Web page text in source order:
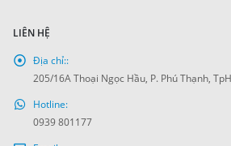
LIÊN HỆ
Địa chỉ::
205/16A Thoại Ngọc Hầu, P. Phú Thạnh,
Hotline:
0939 801177